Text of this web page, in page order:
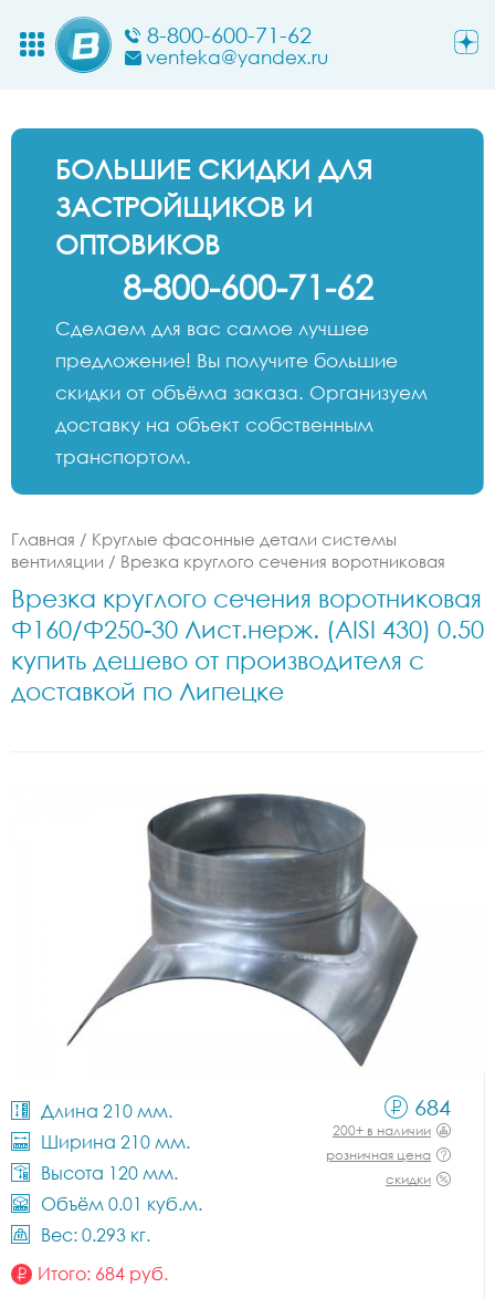
8-800-600-71-62
venteka@yandex.ru
БОЛЬШИЕ СКИДКИ ДЛЯ
ЗАСТРОЙЩИКОВ И
ОПТОВИКОВ
8-800-600-71-62
Сделаем для вас самое лучшее
предложение! Вы получите большие
скидки от объёма заказа. Организуем
доставку на объект собственным
транспортом.
Главная / Круглые фасонные детали системы
вентиляции / Врезка круглого сечения воротниковая
Врезка круглого сечения воротниковая
Ф160/Ф250-30 Лист.нерж. (AISI 430) 0.50
купить дешево от производителя с
доставкой по Липецке
Длина 210 мм.
Ширина 210 мм.
Высота 120 мм.
Объём 0.01 куб.м.
Вес: 0.293 кг.
684
200+ в наличии
розничная цена
скидки
Итого: 684 руб.